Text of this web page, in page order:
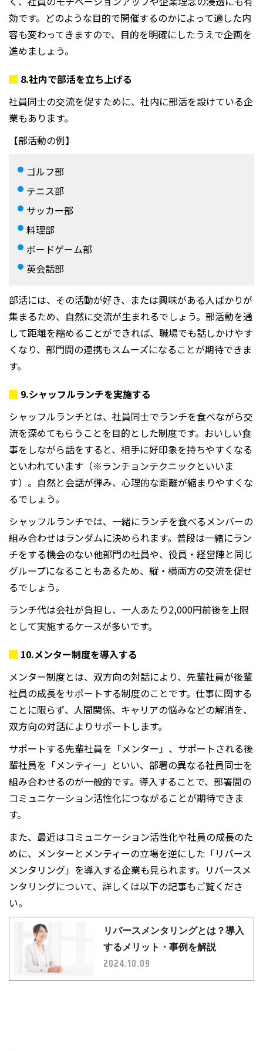
効です。どのような目的で開催するのかによって適した内
容も変わってきますので、目的を明確にしたうえで企画を
進めましょう。
8.社内で部活を立ち上げる
社員同士の交流を促すために、社内に部活を設けている企
業もあります。
【部活動の例】
ゴルフ部
テニス部
サッカー部
料理部
ボードゲーム部
英会話部
部活には、その活動が好き、または興味がある人ばかりが
集まるため、自然に交流が生まれるでしょう。部活動を通
して距離を縮めることができれば、職場でも話しかけやす
くなり、部門間の連携もスムーズになることが期待できま
す。
9.シャッフルランチを実施する
シャッフルランチとは、社員同士でランチを食べながら交
流を深めてもらうことを目的とした制度です。おいしい食
事をしながら話をすると、相手に好印象を持ちやすくなる
といわれています（※ランチョンテクニックといいま
す）。自然と会話が弾み、心理的な距離が縮まりやすくな
るでしょう。
シャッフルランチでは、一緒にランチを食べるメンバーの
組み合わせはランダムに決められます。普段は一緒にラン
チをする機会のない他部門の社員や、役員・経営陣と同じ
グループになることもあるため、縦・横両方の交流を促せ
るでしょう。
ランチ代は会社が負担し、一人あたり2,000円前後を上限
として実施するケースが多いです。
10.メンター制度を導入する
メンター制度とは、双方向の対話により、先輩社員が後輩
社員の成長をサポートする制度のことです。仕事に関する
ことに限らず、人間関係、キャリアの悩みなどの解消を、
双方向の対話によりサポートします。
サポートする先輩社員を「メンター」、サポートされる後
輩社員を「メンティー」といい、部署の異なる社員同士を
組み合わせるのが一般的です。導入することで、部署間の
コミュニケーション活性化につながることが期待できま
す。
また、最近はコミュニケーション活性化や社員の成長のた
めに、メンターとメンティーの立場を逆にした「リバース
メンタリング」を導入する企業も見られます。リバースメ
ンタリングについて、詳しくは以下の記事もご覧くださ
い。